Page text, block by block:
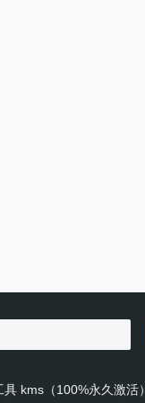
kms（100%永久激活）